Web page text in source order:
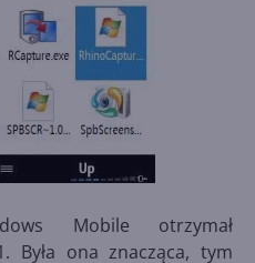
Mobile otrzymał
Była ona znacząca, tym